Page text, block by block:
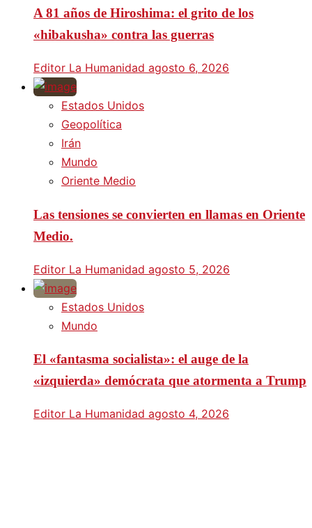
A 81 años de Hiroshima: el grito de los
«hibakusha» contra las guerras
Editor La Humanidad agosto 6, 2026
Estados Unidos
Geopolítica
Irán
Mundo
Oriente Medio
Las tensiones se convierten en llamas en Oriente
Medio.
Editor La Humanidad agosto 5, 2026
Estados Unidos
Mundo
El «fantasma socialista»: el auge de la
«izquierda» demócrata que atormenta a Trump
Editor La Humanidad agosto 4, 2026